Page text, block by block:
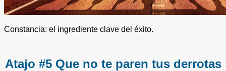
Constancia: el ingrediente clave del éxito.
Atajo #5 Que no te paren tus derrotas